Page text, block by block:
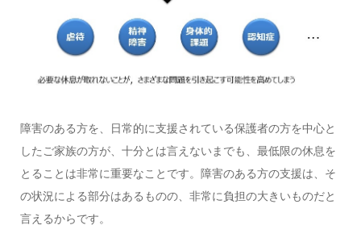
障害のある方を、日常的に支援されている保護者の方を中心と
したご家族の方が、十分とは言えないまでも、最低限の休息を
とることは非常に重要なことです。障害のある方の支援は、そ
の状況による部分はあるものの、非常に負担の大きいものだと
言えるからです。